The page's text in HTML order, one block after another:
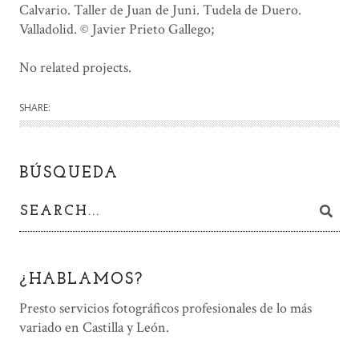
Calvario. Taller de Juan de Juni. Tudela de Duero.
Valladolid. © Javier Prieto Gallego;
No related projects.
SHARE:
BÚSQUEDA
¿HABLAMOS?
Presto servicios fotográficos profesionales de lo más
variado en Castilla y León.